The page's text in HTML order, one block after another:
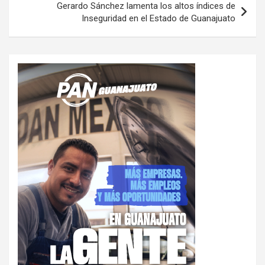
Gerardo Sánchez lamenta los altos índices de
Inseguridad en el Estado de Guanajuato